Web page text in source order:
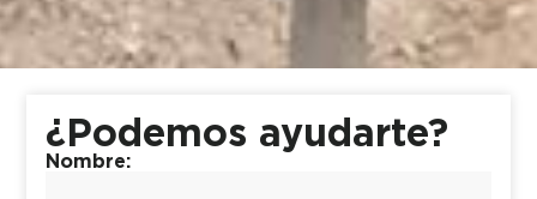
¿Podemos ayudarte?
Nombre: